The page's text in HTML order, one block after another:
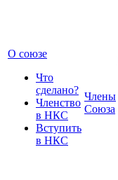
О союзе
Что
сделано?
Членство
в НКС
Вступить
в НКС
Члены
Союза